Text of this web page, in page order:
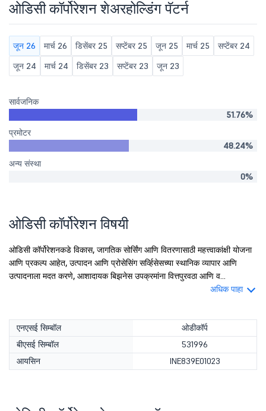
ओडिसी कॉर्पोरेशन शेअरहोल्डिंग पॅटर्न
जून 26 मार्च 26 डिसेंबर 25 सप्टेंबर 25 जून 25 मार्च 25
सप्टेंबर 24
जून 24
मार्च 24 डिसेंबर 23 सप्टेंबर 23 जून 23
सार्वजनिक
51.76%
प्रमोटर
48.24%
अन्य संस्था
0%
ओडिसी कॉर्पोरेशन विषयी
ओडिसी कॉर्पोरेशनकडे विकास, जागतिक सोर्सिंग आणि वितरणासाठी महत्त्वाकांक्षी योजना
आणि प्रकल्प आहेत, उत्पादन आणि प्रोसेसिंग सर्व्हिसेसच्या स्थानिक व्यापार आणि
उत्पादनाला मदत करणे, आशादायक बिझनेस उपक्रमांना वित्तपुरवठा आणि व...
अधिक पाहा
एनएसई सिम्बॉल
ओडीकॉर्प
बीएसई सिम्बॉल
531996
आयसिन
INE839E01023